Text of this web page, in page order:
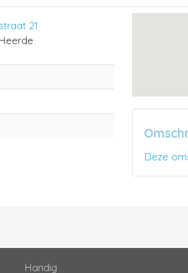
21
Deze
Handig